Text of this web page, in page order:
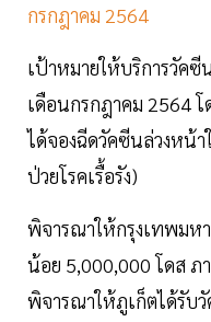
กรกฎาคม 2564
เป้าหมายให้บริการวัค
เดือนกรกฎาคม 2564
ได้จองฉีดวัคซีนล่วงหน้า
ป่วยโรคเรื้อรัง)
พิจารณาให้กรุงเทพมห
น้อย 5,000,000 โดส ภ
พิจารณาให้ภูเก็ตได้รับ